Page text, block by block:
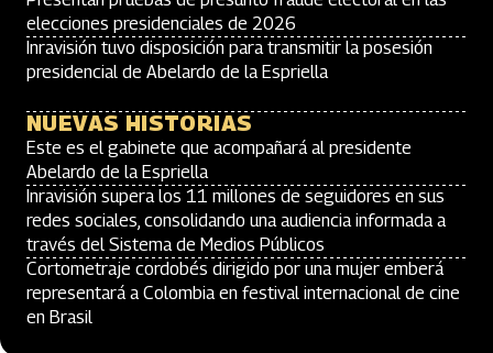
elecciones presidenciales de 2026
Inravisión tuvo disposición para transmitir la posesión
presidencial de Abelardo de la Espriella
NUEVAS HISTORIAS
Este es el gabinete que acompañará al presidente
Abelardo de la Espriella
Inravisión supera los 11 millones de seguidores en sus
redes sociales, consolidando una audiencia informada a
través del Sistema de Medios Públicos
Cortometraje cordobés dirigido por una mujer emberá
representará a Colombia en festival internacional de cine
en Brasil